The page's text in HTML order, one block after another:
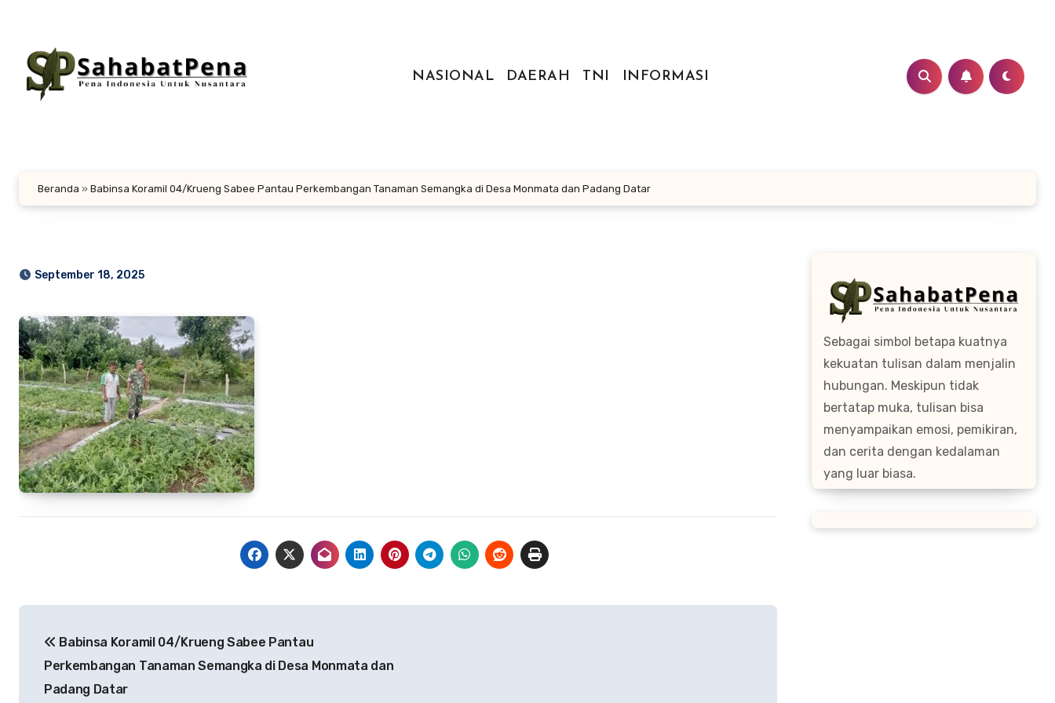
konten
NASIONAL
DAERAH TNI INFORMASI
Beranda » Babinsa Koramil 04/Krueng Sabee Pantau Perkembangan Tanaman Semangka di Desa Monmata dan Padang Datar
September 18, 2025
pos Babinsa Koramil 04/Krueng Sabee Pantau
Perkembangan Tanaman Semangka di Desa Monmata dan
Padang Datar
Sebagai simbol betapa kuatnya
kekuatan tulisan dalam menjalin
hubungan. Meskipun tidak
bertatap muka, tulisan bisa
menyampaikan emosi, pemikiran,
dan cerita dengan kedalaman
yang luar biasa.